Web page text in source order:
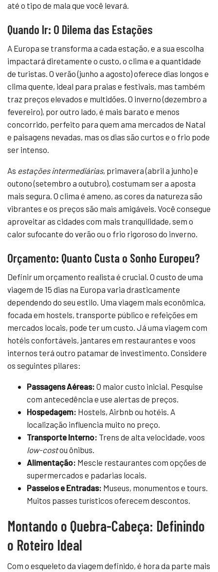
até o tipo de mala que você levará.
Quando Ir: O Dilema das Estações
A Europa se transforma a cada estação, e a sua escolha
impactará diretamente o custo, o clima e a quantidade
de turistas. O verão (junho a agosto) oferece dias longos e
clima quente, ideal para praias e festivais, mas também
traz preços elevados e multidões. O inverno (dezembro a
fevereiro), por outro lado, é mais barato e menos
concorrido, perfeito para quem ama mercados de Natal
e paisagens nevadas, mas os dias são curtos e o frio pode
ser intenso.
As estações intermediárias, primavera (abril a junho) e
outono (setembro a outubro), costumam ser a aposta
mais segura. O clima é ameno, as cores da natureza são
vibrantes e os preços são mais amigáveis. Você consegue
aproveitar as cidades com mais tranquilidade, sem o
calor sufocante do verão ou o frio rigoroso do inverno.
Orçamento: Quanto Custa o Sonho Europeu?
Definir um orçamento realista é crucial. O custo de uma
viagem de 15 dias na Europa varia drasticamente
dependendo do seu estilo. Uma viagem mais econômica,
focada em hostels, transporte público e refeições em
mercados locais, pode ter um custo. Já uma viagem com
hotéis confortáveis, jantares em restaurantes e voos
internos terá outro patamar de investimento. Considere
os seguintes pilares:
Passagens Aéreas: O maior custo inicial. Pesquise
com antecedência e use alertas de preços.
Hospedagem: Hostels, Airbnb ou hotéis. A
localização influencia muito no preço.
Transporte Interno: Trens de alta velocidade, voos
low-costou ônibus.
Alimentação: Mescle restaurantes com opções de
supermercados e padarias locais.
Passeios e Entradas: Museus, monumentos e tours.
Muitos passes turísticos oferecem descontos.
Montando o Quebra-Cabeça: Definindo
o Roteiro Ideal
Com o esqueleto da viagem definido, é hora da parte mais